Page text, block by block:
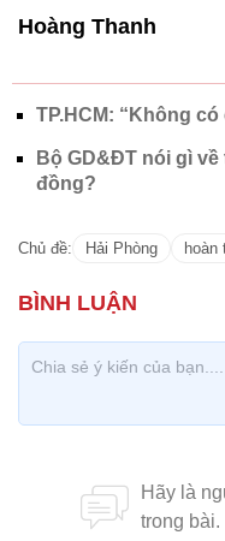
Hoàng Thanh
TP.HCM: “Không
Bộ GD&ĐT nói gì
đồng?
Chủ đề: Hải Phòng hoàn